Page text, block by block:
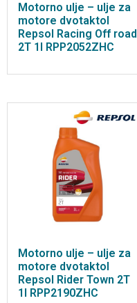
Motorno ulje – ulje za
motore dvotaktol
Repsol Racing Off road
2T 1l RPP2052ZHC
Motorno ulje – ulje za
motore dvotaktol
Repsol Rider Town 2T
1l RPP2190ZHC